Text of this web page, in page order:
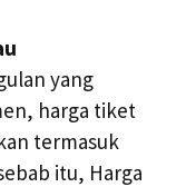
yang
harga tiket
termasuk
itu, Harga